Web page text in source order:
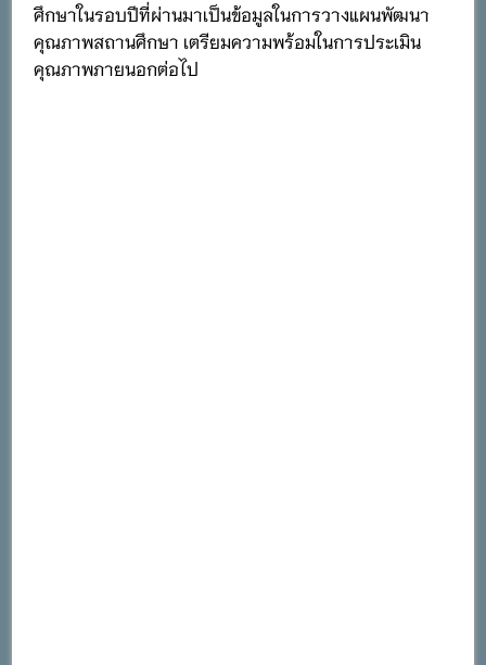
ศึกษาในรอบปีที่ผ่านมาเป็นข้อมูลในการวางแผนพัฒนา
คุณภาพสถานศึกษา เตรียมความพร้อมในการประเมิน
คุณภาพภายนอกต่อไป